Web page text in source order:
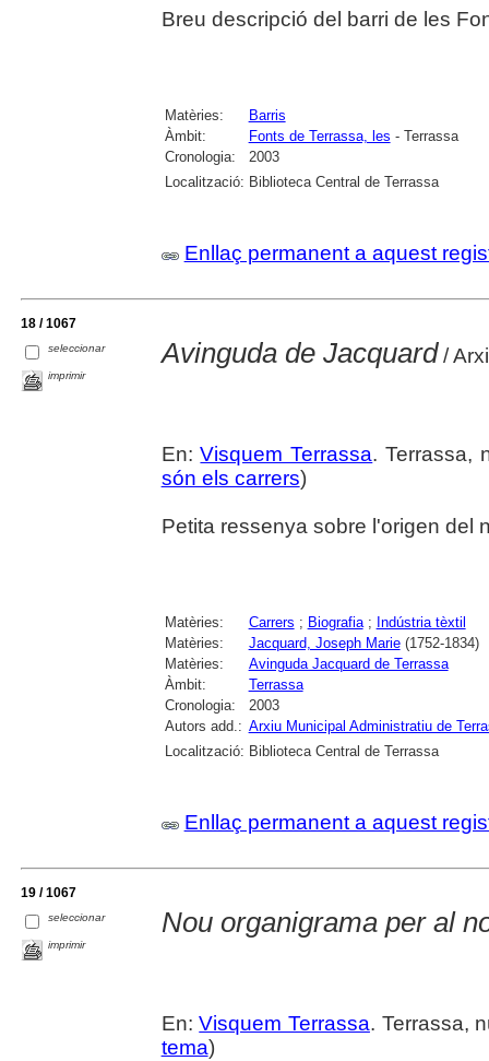
Breu descripció del barri de les
Matèries:
Barris
Àmbit:
Fonts de Terrassa, les - Terrassa
Cronologia:
2003
Localització: Biblioteca Central de Terrassa
Enllaç permanent a aquest
18 / 1067
seleccionar
imprimir
Avinguda de Jacquard/
En:Visquem Terrassa. Terrassa,
són els carrers)
Petita ressenya sobre l'origen del
Matèries: Carrers ; Biografia; Indústria tèxtil
Matèries:
Jacquard, Joseph Marie(1752-1834)
Matèries:
Avinguda Jacquard de Terrassa
Àmbit:
Terrassa
Cronologia:
2003
Autors add.: Arxiu Municipal Administratiu de
Localització: Biblioteca Central de Terrassa
Enllaç permanent a aquest
19 / 1067
seleccionar
imprimir
Nou organigrama per al
En:Visquem Terrassa. Terrassa,
tema)